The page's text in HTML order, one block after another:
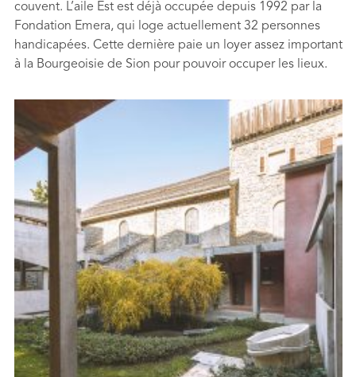
couvent. L’aile Est est déjà occupée depuis 1992 par la
Fondation Emera, qui loge actuellement 32 personnes
handicapées. Cette dernière paie un loyer assez important
à la Bourgeoisie de Sion pour pouvoir occuper les lieux.